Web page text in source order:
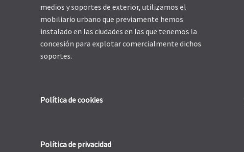
medios y soportes de exterior, utilizamos el
mobiliario urbano que previamente hemos
instalado en las ciudades en las que tenemos la
concesión para explotar comercialmente dichos
soportes.
Política de cookies
Política de privacidad